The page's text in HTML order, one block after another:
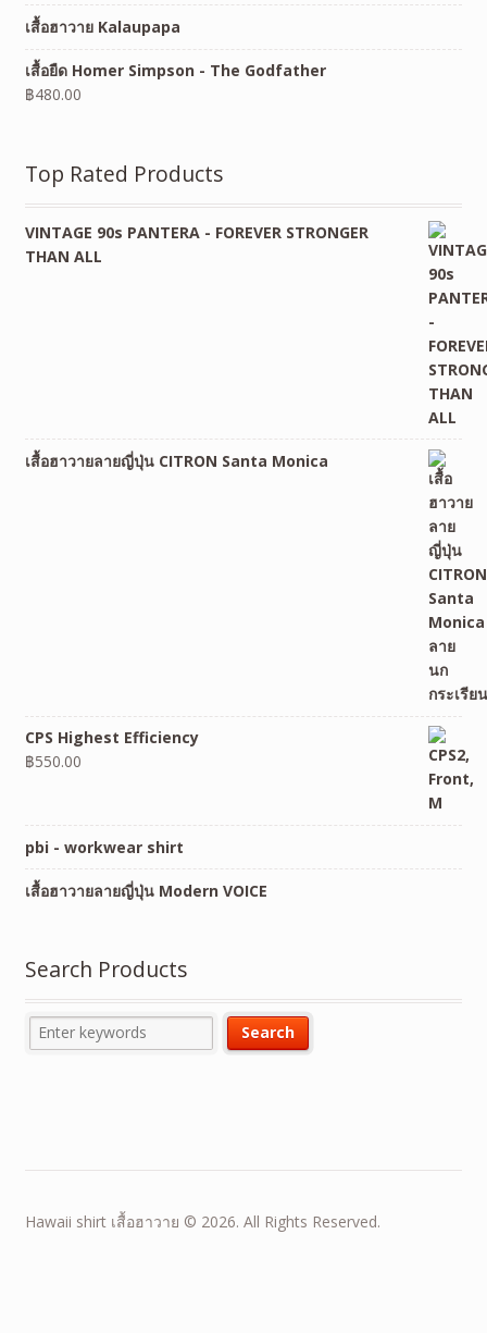
เสื้อฮาวาย Kalaupapa
เสื้อยืด Homer Simpson - The Godfather
฿480.00
Top Rated Products
VINTAGE 90s PANTERA - FOREVER STRONGER
THAN ALL
เสื้อฮาวายลายญี่ปุ่น CITRON Santa Monica
CPS Highest Efficiency
฿550.00
pbi - workwear shirt
เสื้อฮาวายลายญี่ปุ่น Modern VOICE
Search Products
Hawaii shirt เสื้อฮาวาย © 2026. All Rights Reserved.